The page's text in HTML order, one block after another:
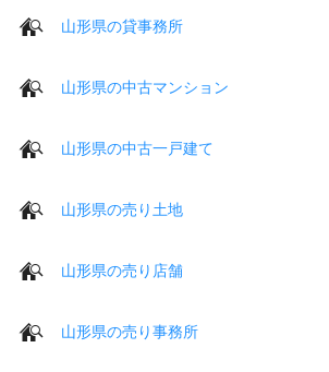
山形県の貸事務所
山形県の中古マンション
山形県の中古一戸建て
山形県の売り土地
山形県の売り店舗
山形県の売り事務所